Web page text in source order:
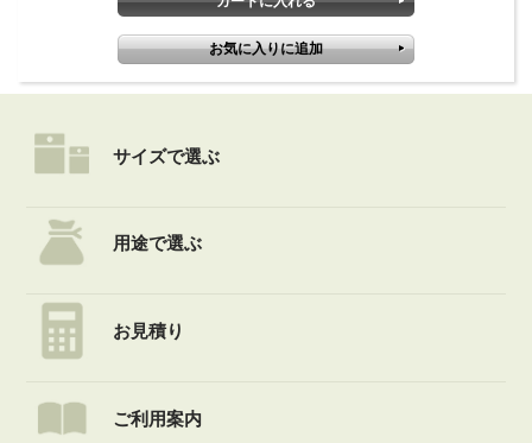
サイズで選ぶ
用途で選ぶ
お見積り
ご利用案内